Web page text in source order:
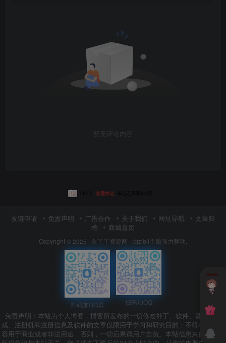
暂无评论内容
友链申请 免责声明 广告合作 关于我们 网址导航
文章归
档
商城首页
Copyright © 2025 · 久丫丫资源网 · 由zibll主题强力驱动.
扫码加QQ群 扫码加QQ
免责声明：本站为个人博客，博客所发布的一切修改补丁、软件、源码、游
戏、注册机和注册信息及软件的文章仅限用于学习和研究目的；不得将上述内
容用于商业或者非法用途，否则，一切后果请用户自负。本站信息来自网络，